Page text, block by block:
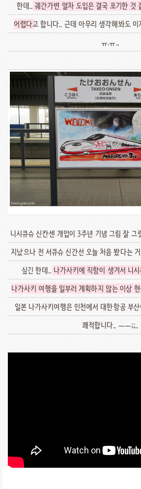
한데..궤간가변 열차 도입은 결국 포기한 것
어렵다고 합니다.. 근데 아무리 생각해봐도
ㅠ.ㅠ..
니시큐슈 신칸센 개업이 3주년 기념 그림 잘 그
지났으나 전 서큐슈 신간선 오늘 처음 봤다는
싶긴 한데.. 나가사키에 직항이 생겨서 니
나가사키 여행을 일부러 계획하지 않는 이상
일본 나가사키여행은 인천에서 대한항공 부
쾌적합니다.. ㅡㅡ;;..